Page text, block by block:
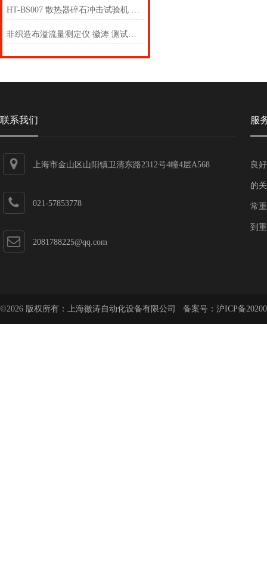
HT-BS007 散热器碎石冲击试验机 工程师技术演示
非织造布溢流量测定仪 徽涛 测试原理
联系我们
上海市金山区山阳镇卫清东路2312号4幢4层A568
021-57853778
2081788225@qq.com
服
良
的
常
到
©2026 版权所有：上海徽涛自动化设备有限公司 备案号： 沪ICP备